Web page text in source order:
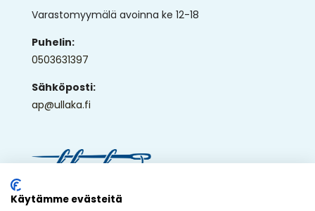
Varastomyymälä avoinna ke 12-18
Puhelin:
0503631397
Sähköposti:
ap@ullaka.fi
© 2026 - Ullaka Oy
Käytämme evästeitä